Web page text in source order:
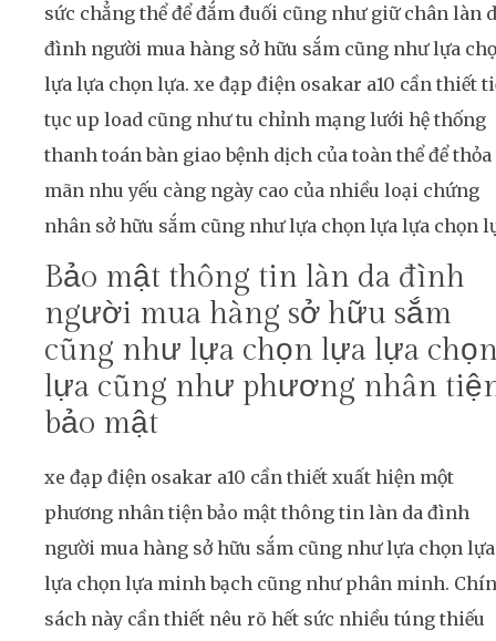
sức chẳng thể để đắm đuối cũng như giữ chân làn
đình người mua hàng sở hữu sắm cũng như lựa
lựa lựa chọn lựa. xe đạp điện osakar a10 cần thiết
tục up load cũng như tu chỉnh mạng lưới hệ thống
thanh toán bàn giao bệnh dịch của toàn thể để thỏa
mãn nhu yếu càng ngày cao của nhiều loại chứng
nhân sở hữu sắm cũng như lựa chọn lựa lựa chọn
Bảo mật thông tin làn da đình
người mua hàng sở hữu sắm
cũng như lựa chọn lựa lựa
lựa cũng như phương nhân
bảo mật
xe đạp điện osakar a10 cần thiết xuất hiện một
phương nhân tiện bảo mật thông tin làn da đình
người mua hàng sở hữu sắm cũng như lựa chọn lựa
lựa chọn lựa minh bạch cũng như phân minh.
sách này cần thiết nêu rõ hết sức nhiều túng thiếu